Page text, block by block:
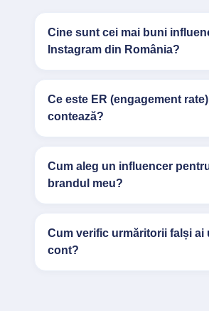
Cine sunt cei mai buni
Instagram din România?
Ce este ER (engagement
contează?
Cum aleg un influencer
brandul meu?
Cum verific urmăritorii falși ai
cont?